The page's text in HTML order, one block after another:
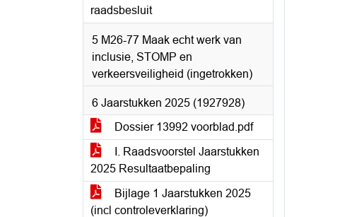
raadsbesluit
5 M26-77 Maak echt werk van
inclusie, STOMP en
verkeersveiligheid (ingetrokken)
6 Jaarstukken 2025 (1927928)
Dossier 13992 voorblad.pdf
I. Raadsvoorstel Jaarstukken
2025 Resultaatbepaling
Bijlage 1 Jaarstukken 2025
(incl controleverklaring)